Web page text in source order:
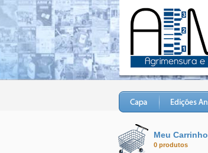
Meu Carrinho
0 produtos